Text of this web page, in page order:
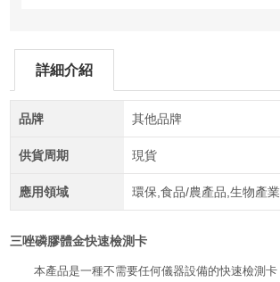
詳細介紹
品牌 其他品牌
供貨周期 現貨
應用領域 環保,食品/農產品,生物產
三唑磷膠體金快速檢測卡
本產品是一種不需要任何儀器設備的快速檢測